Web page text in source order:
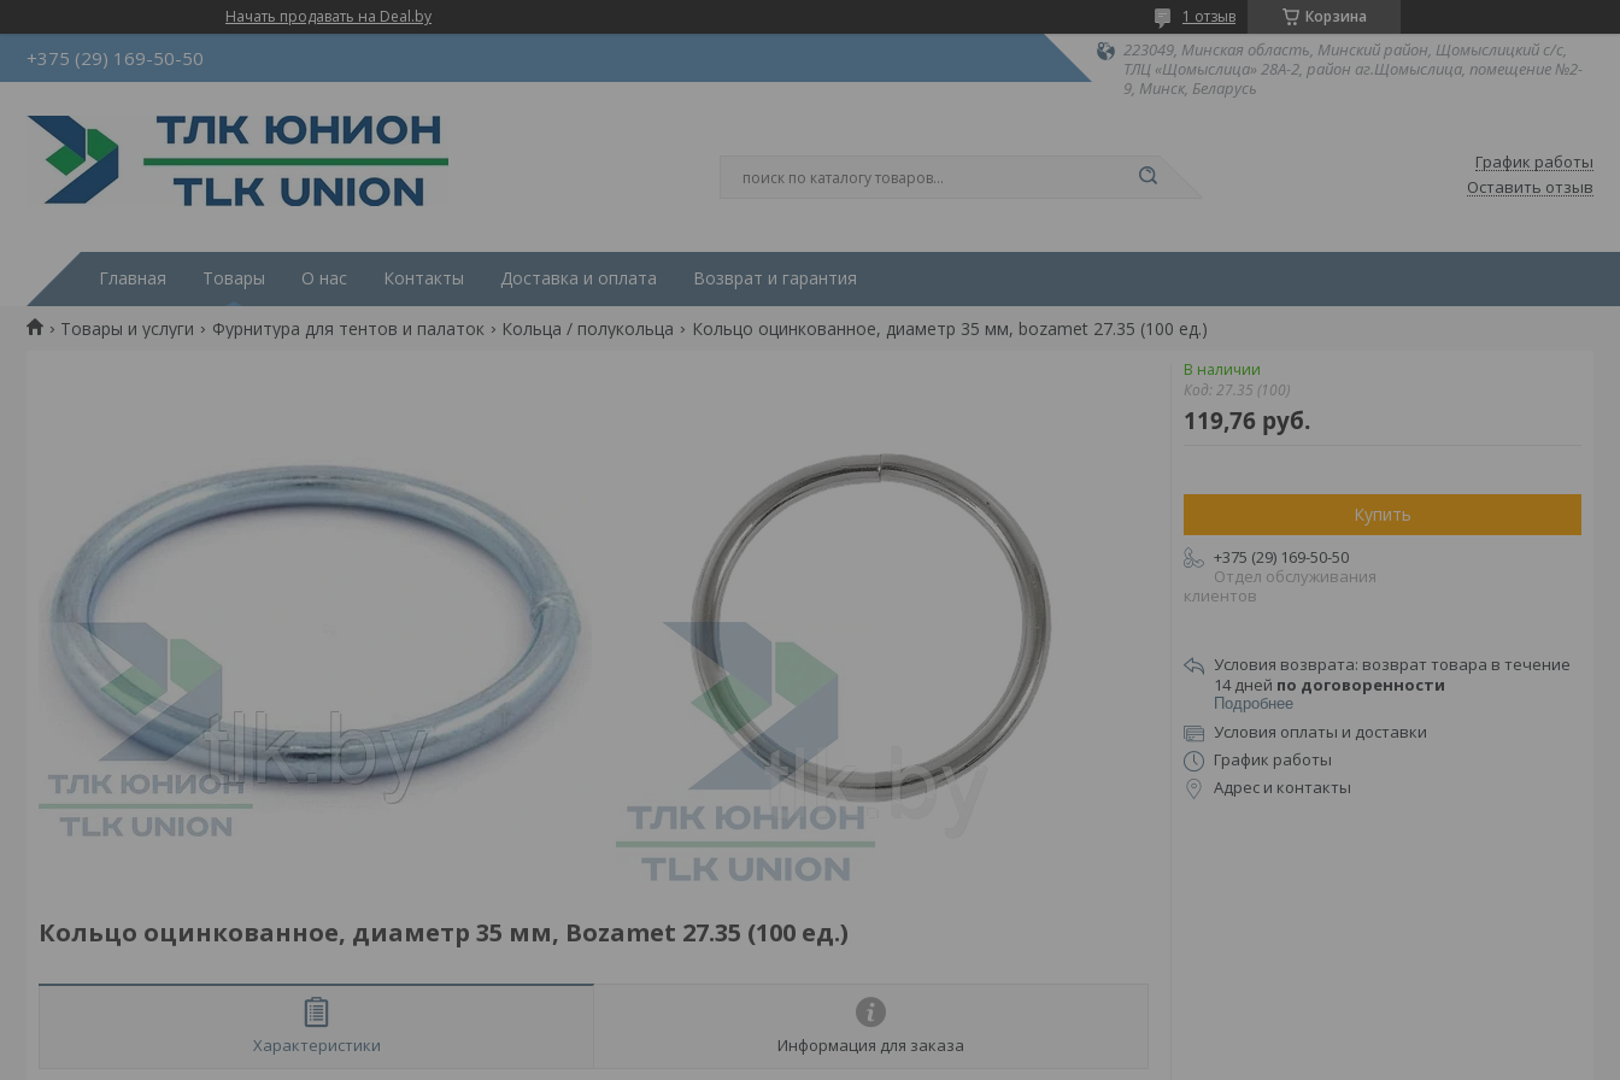
Начать продавать на Deal.by Корзина
1 отзыв
+375 (29) 169-50-50
223049, Минская область, Минский район, Щомыслицкий с/с,
ТЛЦ «Щомыслица» 28А-2, район аг.Щомыслица, помещение №2-
9, Минск, Беларусь
График работы
Оставить отзыв
Главная Товары О нас Контакты Доставка и оплата Возврат и гарантия
Товары и услуги Фурнитура для тентов и палаток Кольца / полукольца Кольцо оцинкованное, диаметр 35 мм, bozamet 27.35 (100 ед.)
Кольцо оцинкованное, диаметр 35 мм, Bozamet 27.35 (100 ед.)
Характеристики Информация для заказа
В наличии
Код: 27.35 (100)
119,76 руб.
Купить
+375 (29) 169-50-50
Отдел обслуживания
клиентов
возврат товара в течение
14 дней по договоренности
Подробнее
Условия оплаты и доставки
График работы
Адрес и контакты